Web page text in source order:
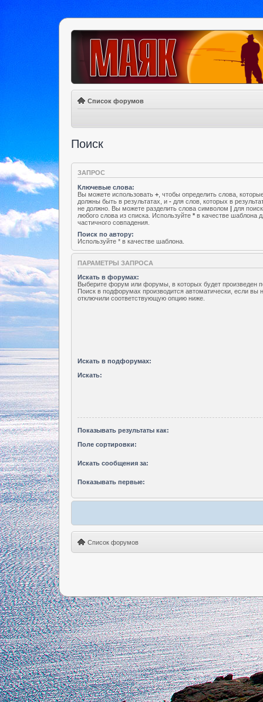
Список форумов
Поиск
ЗАПРОС
Ключевые слова:
Вы можете использовать + , чтобы определить слова,
должны быть в результатах, и - для слов, которых в
не должно. Вы можете разделить слова символом | для
любого слова из списка. Используйте * в качестве шаблона
частичного совпадения.
Поиск по автору:
Используйте * в качестве шаблона.
ПАРАМЕТРЫ ЗАПРОСА
Искать в форумах:
Выберите форум или форумы, в которых будет произведен
Поиск в подфорумах производится автоматически, если вы
отключили соответствующую опцию ниже.
Искать в подфорумах:
Искать:
Показывать результаты как:
Поле сортировки:
Искать сообщения за:
Показывать первые:
Список форумов